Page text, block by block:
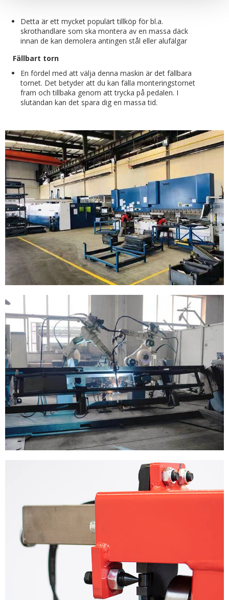
Detta är ett mycket populärt tillköp för bl.a.
skrothandlare som ska montera av en massa däck
innan de kan demolera antingen stål eller alufälgar
Fällbart torn
En fördel med att välja denna maskin är det fällbara
tornet. Det betyder att du kan fälla monteringstornet
fram och tillbaka genom att trycka på pedalen. I
slutändan kan det spara dig en massa tid.